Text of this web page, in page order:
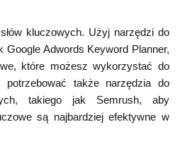
kluczowych. Użyj narzędzi do
Google Adwords Keyword Planner,
które możesz wykorzystać do
potrzebować także narzędzia do
takiego jak Semrush, aby
są najbardziej efektywne w